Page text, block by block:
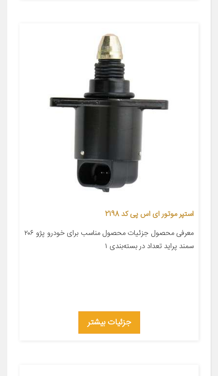
استپر موتور ای اس پی کد 2198
معرفی محصول جزئیات محصول مناسب برای خودرو پژو ۲۰۶
سمند پراید تعداد در بسته‌بندی ۱
جزئیات بیشتر